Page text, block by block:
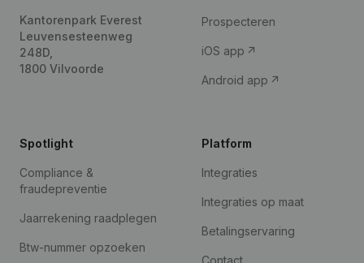
Kantorenpark Everest
Leuvensesteenweg
248D,
1800 Vilvoorde
Prospecteren
iOS app
Android app
Spotlight
Compliance &
fraudepreventie
Jaarrekening raadplegen
Btw-nummer opzoeken
Platform
Integraties
Integraties op maat
Betalingservaring
Contact